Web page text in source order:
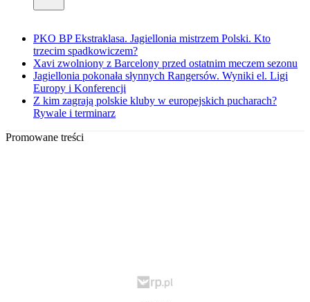
PKO BP Ekstraklasa. Jagiellonia mistrzem Polski. Kto
trzecim spadkowiczem?
Xavi zwolniony z Barcelony przed ostatnim meczem sezonu
Jagiellonia pokonała słynnych Rangersów. Wyniki el. Ligi
Europy i Konferencji
Z kim zagrają polskie kluby w europejskich pucharach?
Rywale i terminarz
Promowane treści